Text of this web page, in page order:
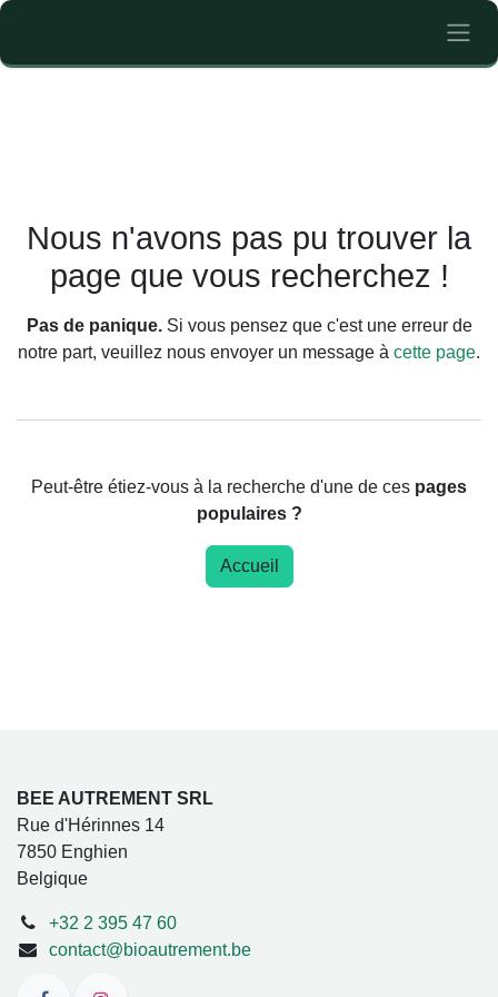
Se rendre au contenu
Erreur 404
Nous n'avons pas pu trouver la
page que vous recherchez !
Pas de panique.Si vous pensez que c'est une erreur de
notre part, veuillez nous envoyer un message à cette page.
Peut-être étiez-vous à la recherche d'une de ces pages
populaires ?
Accueil
BEE AUTREMENT SRL
Rue d'Hérinnes 14
7850 Enghien
Belgique
+32 2 395 47 60
contact@bioautrement.be